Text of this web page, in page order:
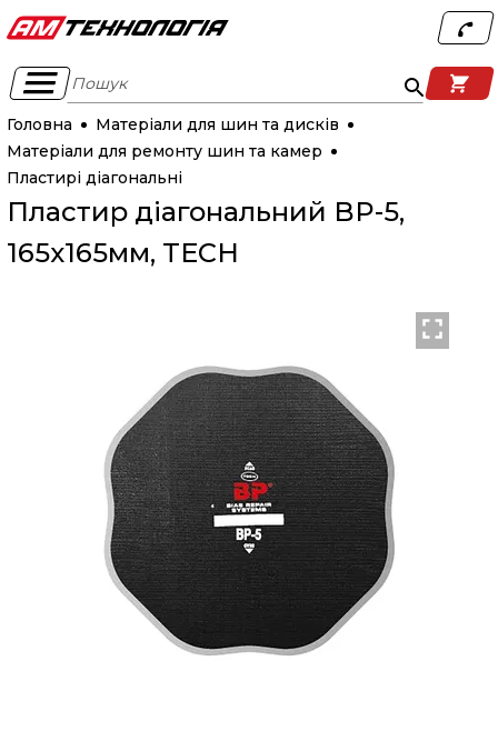
Пошук
Головна
Матеріали для шин та дисків
Матеріали для ремонту шин та камер
Пластирі діагональні
Пластир діагональний BP-5,
165х165мм, TECH